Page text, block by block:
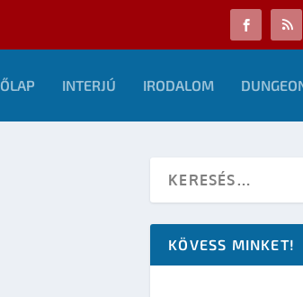
INTERJÚ IRODALOM
KÖVESS MINKET!